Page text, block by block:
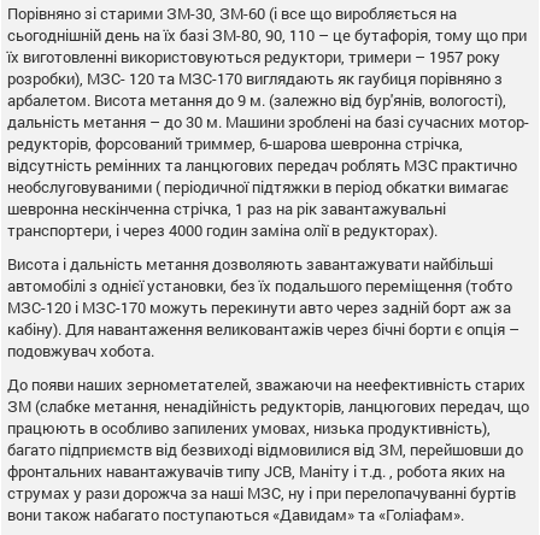
Порівняно зі старими ЗМ-30, ЗМ-60 (і все що виробляється на
сьогоднішній день на їх базі ЗМ-80, 90, 110 – це бутафорія, тому що при
їх виготовленні використовуються редуктори, тримери – 1957 року
розробки), МЗС- 120 та МЗС-170 виглядають як гаубиця порівняно з
арбалетом. Висота метання до 9 м. (залежно від бур'янів, вологості),
дальність метання – до 30 м. Машини зроблені на базі сучасних мотор-
редукторів, форсований триммер, 6-шарова шевронна стрічка,
відсутність ремінних та ланцюгових передач роблять МЗС практично
необслуговуваними ( періодичної підтяжки в період обкатки вимагає
шевронна нескінченна стрічка, 1 раз на рік завантажувальні
транспортери, і через 4000 годин заміна олії в редукторах).
Висота і дальність метання дозволяють завантажувати найбільші
автомобілі з однієї установки, без їх подальшого переміщення (тобто
МЗС-120 і МЗС-170 можуть перекинути авто через задній борт аж за
кабіну). Для навантаження великовантажів через бічні борти є опція –
подовжувач хобота.
До появи наших зернометателей, зважаючи на неефективність старих
ЗМ (слабке метання, ненадійність редукторів, ланцюгових передач, що
працюють в особливо запилених умовах, низька продуктивність),
багато підприємств від безвиході відмовилися від ЗМ, перейшовши до
фронтальних навантажувачів типу JCВ, Маніту і т.д. , робота яких на
струмах у рази дорожча за наші МЗС, ну і при перелопачуванні буртів
вони також набагато поступаються «Давидам» та «Голіафам».